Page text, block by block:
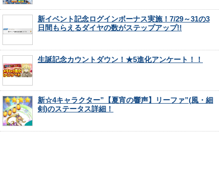
新イベント記念ログインボーナス実施！7/29～31の3
日間もらえるダイヤの数がステップアップ!!
生誕記念カウントダウン！★5進化アンケート！！
新☆4キャラクター”【夏宵の響声】リーファ”(風・細
剣)のステータス詳細！